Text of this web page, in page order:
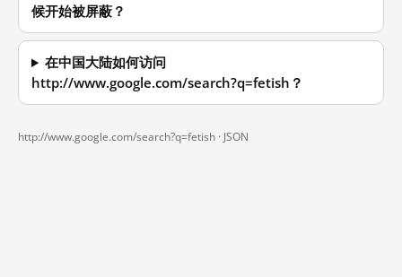
候开始被屏蔽？
在中国大陆如何访问
http://www.google.com/search?q=fetish？
http://www.google.com/search?q=fetish · JSON